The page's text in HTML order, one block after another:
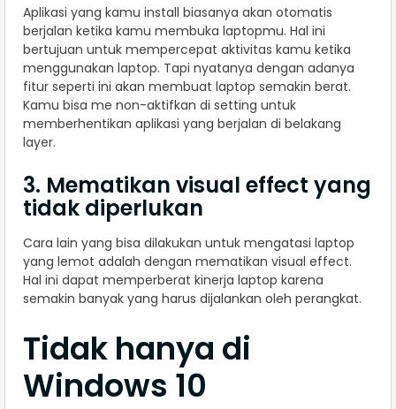
Aplikasi yang kamu install biasanya akan otomatis
berjalan ketika kamu membuka laptopmu. Hal ini
bertujuan untuk mempercepat aktivitas kamu ketika
menggunakan laptop. Tapi nyatanya dengan adanya
fitur seperti ini akan membuat laptop semakin berat.
Kamu bisa me non-aktifkan di setting untuk
memberhentikan aplikasi yang berjalan di belakang
layer.
3. Mematikan visual effect yang
tidak diperlukan
Cara lain yang bisa dilakukan untuk mengatasi laptop
yang lemot adalah dengan mematikan visual effect.
Hal ini dapat memperberat kinerja laptop karena
semakin banyak yang harus dijalankan oleh perangkat.
Tidak hanya di
Windows 10